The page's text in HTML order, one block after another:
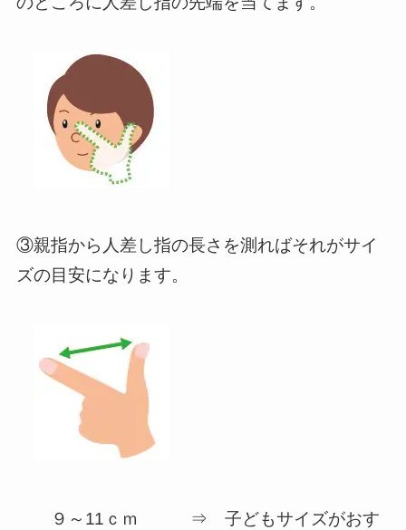
③親指から人差し指の長さを測ればそれがサイ
ズの目安になります。
９～11ｃｍ ⇒ 子どもサイズがおす